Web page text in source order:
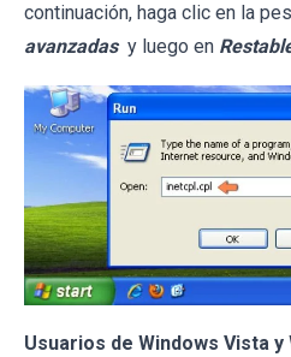
continuación, haga clic en la
avanzadas y luego en
Usuarios de Windows Vista y